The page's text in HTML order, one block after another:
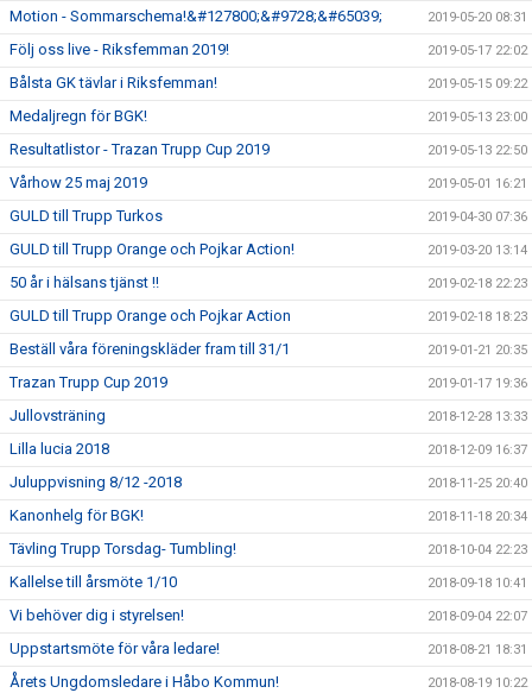
Motion - Sommarschema!&#127800;&#9728;&#65039; 2019-05-20 08:31
Följ oss live - Riksfemman 2019! 2019-05-17 22:02
Bålsta GK tävlar i Riksfemman! 2019-05-15 09:22
Medaljregn för BGK! 2019-05-13 23:00
Resultatlistor - Trazan Trupp Cup 2019 2019-05-13 22:50
Vårhow 25 maj 2019 2019-05-01 16:21
GULD till Trupp Turkos 2019-04-30 07:36
GULD till Trupp Orange och Pojkar Action! 2019-03-20 13:14
50 år i hälsans tjänst !! 2019-02-18 22:23
GULD till Trupp Orange och Pojkar Action 2019-02-18 18:23
Beställ våra föreningskläder fram till 31/1 2019-01-21 20:35
Trazan Trupp Cup 2019 2019-01-17 19:36
Jullovsträning 2018-12-28 13:33
Lilla lucia 2018 2018-12-09 16:37
Juluppvisning 8/12 -2018 2018-11-25 20:40
Kanonhelg för BGK! 2018-11-18 20:34
Tävling Trupp Torsdag- Tumbling! 2018-10-04 22:23
Kallelse till årsmöte 1/10 2018-09-18 10:41
Vi behöver dig i styrelsen! 2018-09-04 22:07
Uppstartsmöte för våra ledare! 2018-08-21 18:31
Årets Ungdomsledare i Håbo Kommun! 2018-08-19 10:22